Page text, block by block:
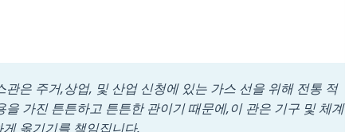
은 주거,상업, 및 산업 신청에 있는 가스 선을 위해 전통 적
가진 튼튼하고 튼튼한 관이기 때문에,이 관은 기구 및 체계
옮기기를 책임집니다.